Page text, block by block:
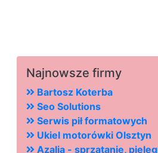
Najnowsze firmy
Bartosz Koterba
Seo Solutions
Serwis pił formatowych
Ukiel motorówki Olsztyn
Azalia - sprzątanie,